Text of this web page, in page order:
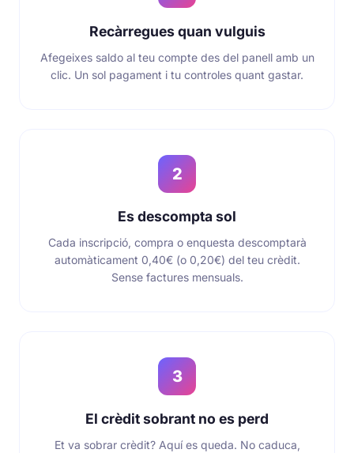
Recàrregues quan vulguis
Afegeixes saldo al teu compte des del panell amb un
clic. Un sol pagament i tu controles quant gastar.
2
Es descompta sol
Cada inscripció, compra o enquesta descomptarà
automàticament 0,40€ (o 0,20€) del teu crèdit.
Sense factures mensuals.
3
El crèdit sobrant no es perd
Et va sobrar crèdit? Aquí es queda. No caduca,